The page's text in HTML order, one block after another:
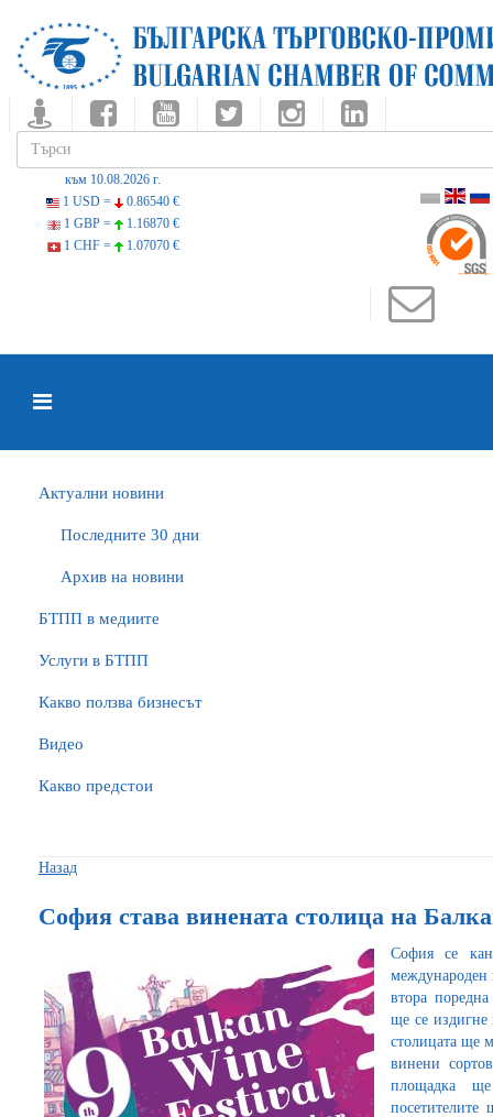
към 10.08.2026 г.
1 USD =
0.86540 €
1 GBP =
1.16870 €
1 CHF =
1.07070 €
Актуални новини
Последните 30 дни
Архив на новини
БTПП в медиите
Услуги в БТПП
Какво ползва бизнесът
Видео
Какво предстои
Назад
София става винената столица на
София се
международен
втора
ще се издигне
столицата ще
винени
площадка
посетителите